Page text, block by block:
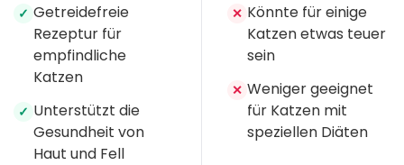
✓ Getreidefreie
Rezeptur für
empfindliche
Katzen
✓ Unterstützt die
Gesundheit von
Haut und Fell
✕ Könnte für einige
Katzen etwas teuer
sein
✕ Weniger geeignet
für Katzen mit
speziellen Diäten